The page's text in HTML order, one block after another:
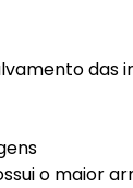
das
o maior